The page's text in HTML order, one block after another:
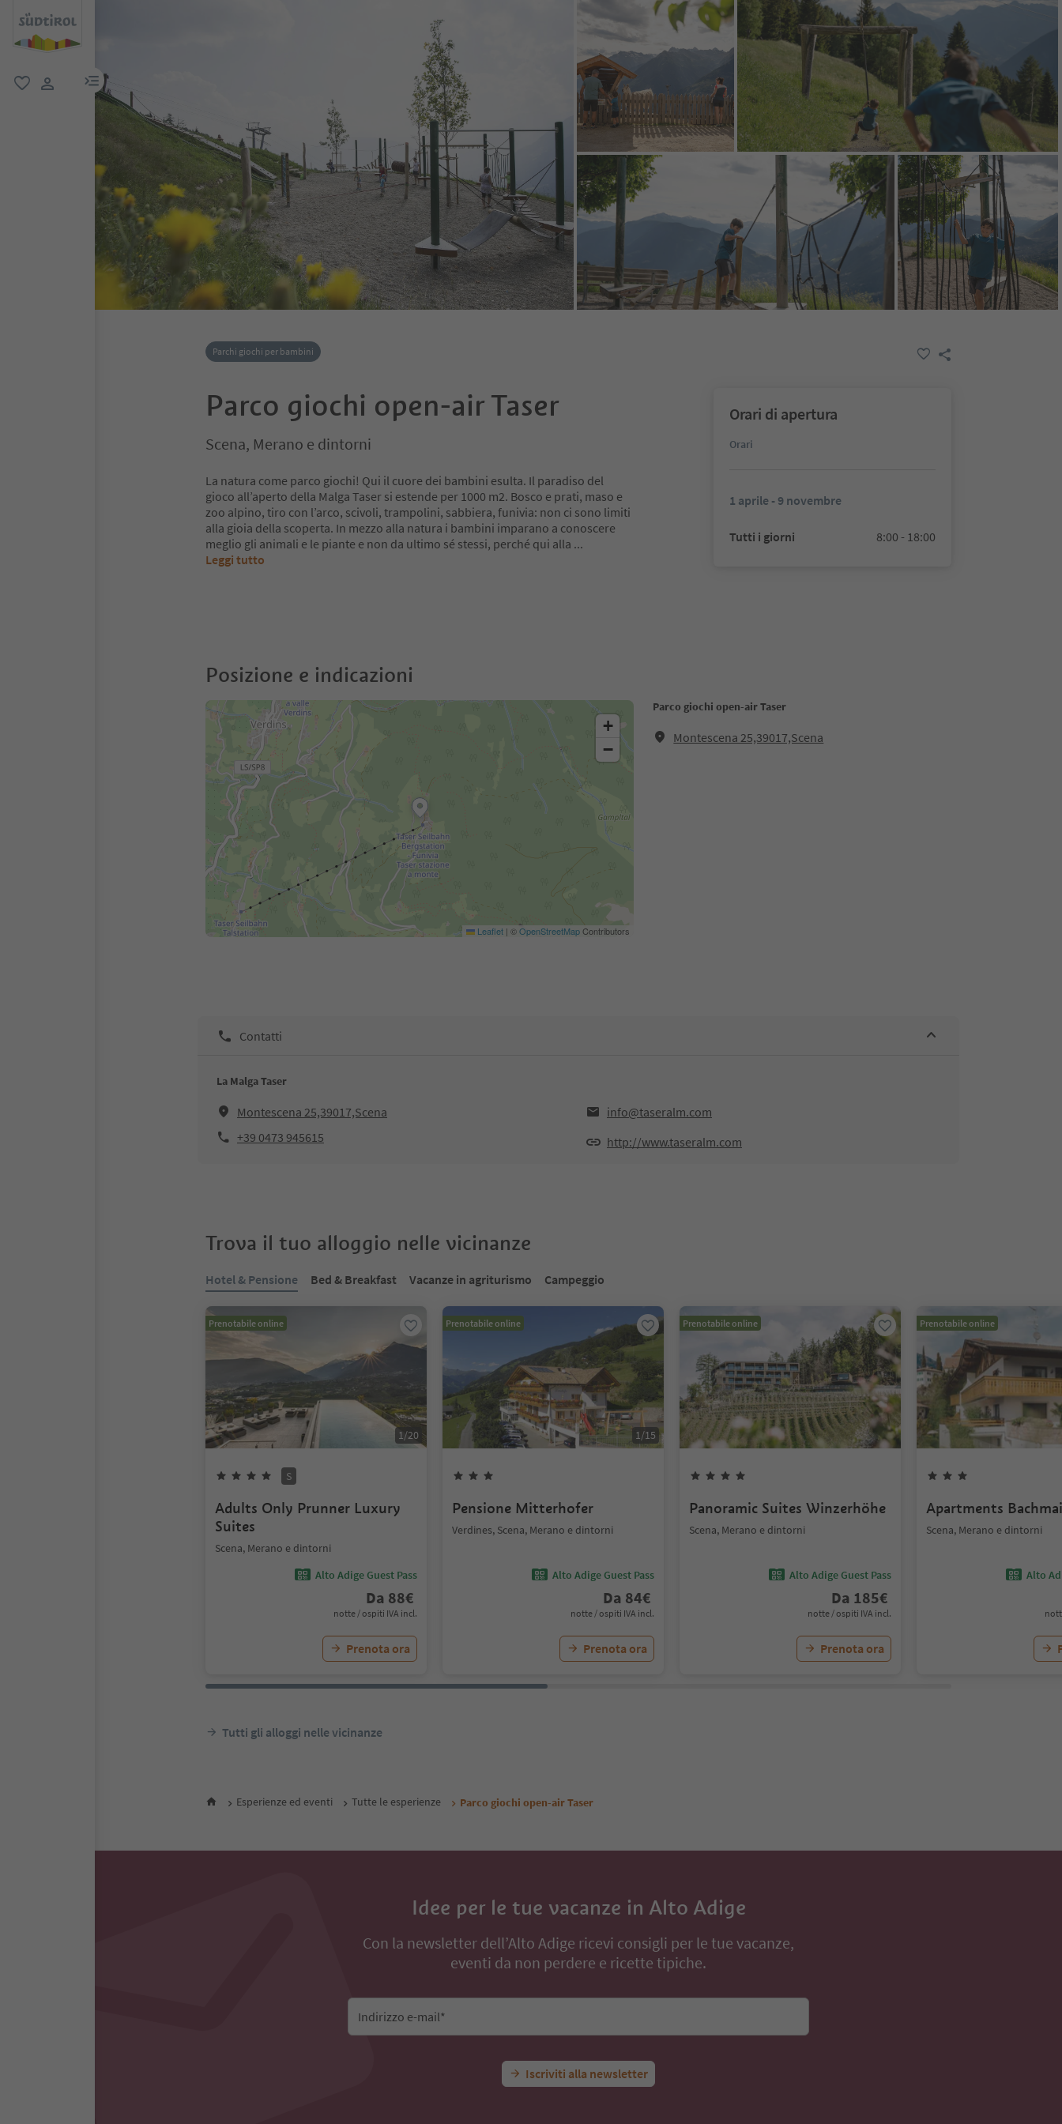
menu link
Parchi giochi per bambini
Parco giochi open-air Taser
Scena, Merano e dintorni
La natura come parco giochi! Qui il cuore dei bambini esulta. Il paradiso del
gioco all’aperto della Malga Taser si estende per 1000 m2. Bosco e prati, maso e
zoo alpino, tiro con l’arco, scivoli, trampolini, sabbiera, funivia: non ci sono limiti
alla gioia della scoperta. In mezzo alla natura i bambini imparano a conoscere
meglio gli animali e le piante e non da ultimo sé stessi, perché qui alla ...
Leggi tutto
Orari di apertura
Orari
1 aprile - 9 novembre
Tutti i giorni 8:00 - 18:00
Posizione e indicazioni
Parco giochi open-air Taser
Montescena 25,39017,Scena
+
−
Leaflet | ©OpenStreetMapContributors
Contatti
La Malga Taser
Montescena 25,39017,Scena
info@taseralm.com
+39 0473 945615
http://www.taseralm.com
Trova il tuo alloggio nelle vicinanze
Hotel & Pensione Bed & Breakfast Vacanze in agriturismo Campeggio
Prenotabile online
1/20
S
Adults Only Prunner Luxury
Suites
Scena, Merano e dintorni
Alto Adige Guest Pass
Da 88€
notte / ospiti IVA incl.
Prenota ora
Prenotabile online
1/15
Pensione Mitterhofer
Verdines, Scena, Merano e dintorni
Alto Adige Guest Pass
Da 84€
notte / ospiti IVA incl.
Prenota ora
Prenotabile online
Panoramic Suites Winzerhöhe
Scena, Merano e dintorni
Alto Adige Guest Pass
Da 185€
notte / ospiti IVA incl.
Prenota ora
Prenotabile online
Apartments
Scena, Merano e dintorni
Alto
Tutti gli alloggi nelle vicinanze
Esperienze ed eventi Tutte le esperienze Parco giochi open-air Taser
Idee per le tue vacanze in Alto Adige
Con la newsletter dell’Alto Adige ricevi consigli per le tue vacanze,
eventi da non perdere e ricette tipiche.
Indirizzo e-mail*
Iscriviti alla newsletter